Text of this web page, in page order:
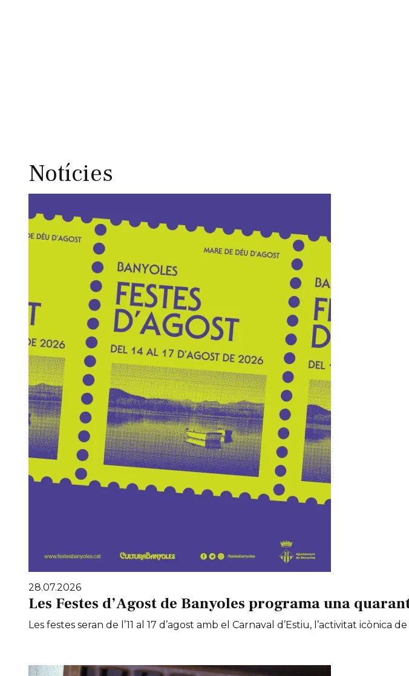
Notícies
28.07.2026
Les Festes d’Agost de Banyoles programa una
Les festes seran de l’11 al 17 d’agost amb el Carnaval d’Estiu, l’activitat icònica